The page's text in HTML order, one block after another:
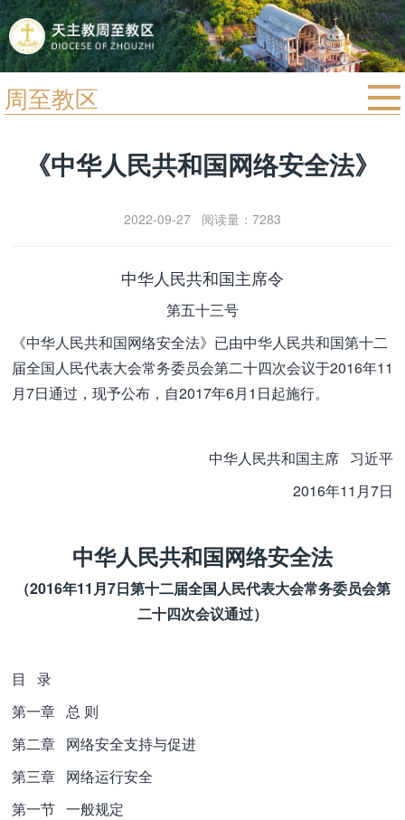
周至教区
宗教法规
《中华人民共和国网络安全法》
2022-09-27 阅读量：7283
中华人民共和国主席令
第五十三号
《中华人民共和国网络安全法》已由中华人民共和国第十二
届全国人民代表大会常务委员会第二十四次会议于2016年11
月7日通过，现予公布，自2017年6月1日起施行。
中华人民共和国主席 习近平
2016年11月7日
中华人民共和国网络安全法
（2016年11月7日第十二届全国人民代表大会常务委员会第
二十四次会议通过）
目 录
第一章 总 则
第二章 网络安全支持与促进
第三章 网络运行安全
第一节 一般规定